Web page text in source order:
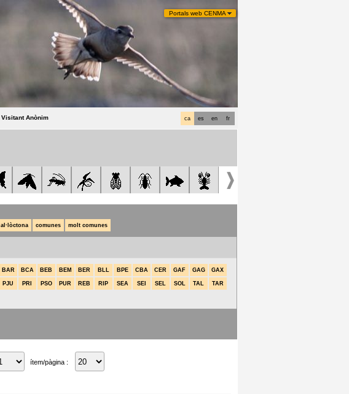
Portals web CENMA
fr
en
es
ca
Visitant Anònim
al·lòctona comunes molt comunes
BAR BCA BEB BEM BER BLL BPE CBA CER GAF GAG GAX
PJU PRI PSO PUR REB RIP SEA SEI SEL SOL TAL TAR
ítem/pàgina :